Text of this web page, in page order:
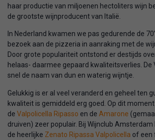
haar productie van miljoenen hectoliters wijn
de grootste wijnproducent van Italië.
In Nederland kwamen we pas gedurende de
bezoek aan de pizzeria in aanraking met de
Door grote populariteit ontstond er destijds
helaas- daarmee gepaard kwaliteitsverlies. De
snel de naam van dun en waterig wijntje.
Gelukkig is er al veel veranderd en geheel ten
kwaliteit is gemiddeld erg goed. Op dit moment
de Valpolicella Ripasso en de Amarone
druiven) zeer populair. Bij Wijnclub Amsterdam
de heerlijke Zenato Ripassa Valpolicella of een